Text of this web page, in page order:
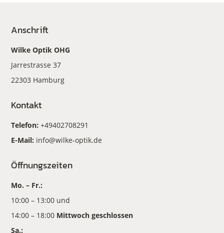
Anschrift
Wilke Optik OHG
Jarrestrasse 37
22303 Hamburg
Kontakt
Telefon:+49402708291
E-Mail: info@wilke-optik.de
Öffnungszeiten
Mo. – Fr.:
10:00 – 13:00 und
14:00 – 18:00 Mittwoch geschlossen
Sa.: